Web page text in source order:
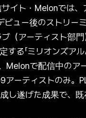
イト・Melonでは、
ビュー後のストリ
ブ（アーティスト部
する「ミリオンズア
Melonで配信中のア
アーティストのみ。
し遂げた成果で、